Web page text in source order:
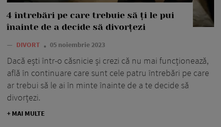
4 întrebări pe care trebuie să ți le pui
înainte de a decide să divorțezi
— DIVORT 05 noiembrie 2023
Dacă ești într-o căsnicie și crezi că nu mai funcționează,
află în continuare care sunt cele patru întrebări pe care
ar trebui să le ai în minte înainte de a te decide să
divorțezi.
+ MAI MULTE